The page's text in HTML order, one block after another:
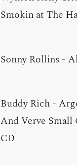
Smokin at The
Sonny Rollins -
Buddy Rich -
And Verve Small
CD